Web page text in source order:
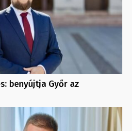
benyújtja Győr az